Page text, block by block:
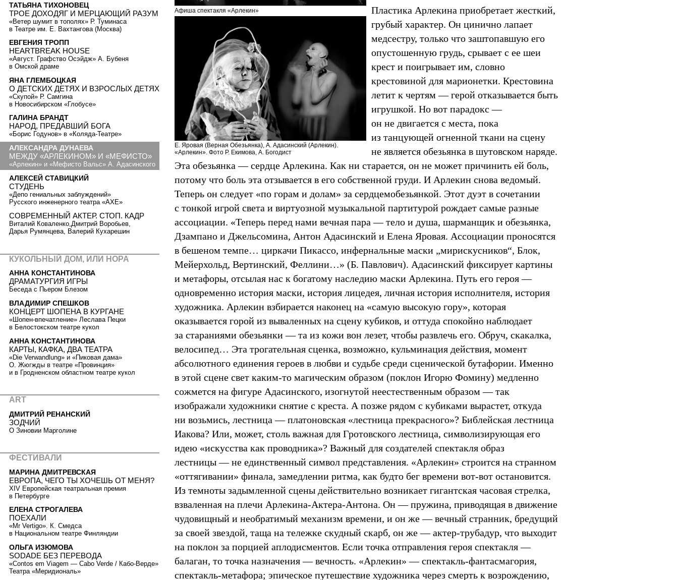
Афиша спектакля «Арлекин»
Е. Яровая (Верная Обезьянка), А. Адасинский (Арлекин).
«Арлекин». Фото Р. Екимова, А. Богодист
Пластика Арлекина приобретает жесткий,
грубый характер. Он цинично лапает
медсестру, только что заштопавшую его
опустошенную грудь, срывает c ее шеи
крест и поигрывает им, словно
крестовиной для марионетки. Крестовина
летит к чертям — герой отказывается быть
игрушкой. Но вот парадокс —
он не двигается c места, пока
из танцующей огненной ткани на сцену
не является обезьянка в шутовском наряде.
Эта обезьянка — сердце Арлекина. Как ни старается, он не может причинить ей боль,
потому что боль эта отзывается в его собственной груди. И Арлекин снова ведомый.
Теперь он следует «по горам и долам» за сердцемобезьянкой. Этот дуэт в сочетании
c тонкой игрой света и виртуозной музыкальной партитурой рождает самые разные
ассоциации. «Теперь перед нами вечная пара — тело и душа, шарманщик и обезьянка,
Дзампано и Джельсомина, Антон Адасинский и Елена Яровая. Ассоциации проносятся
в бешеном темпе… циркачи Пикассо, инфернальные маски „мирискусников“, Блок,
Мейерхольд, Вертинский, Феллини…» (Б. Павлович). Адасинский фиксирует картины
и метафоры, отсылая нас к богатому наследию маски Арлекина. Путь его героя —
одновременно история маски, история лицедея, личная история исполнителя, история
художника. Арлекин взбирается наконец на «самую высокую гору», которая
оказывается горой из вываленных на сцену кубиков, и оттуда спокойно наблюдает
за стараниями обезьянки — та из кожи вон лезет, чтобы развлечь его. Обруч, скакалка,
велосипед… Эта трогательная сценка, возможно, кульминация действия, момент
абсолютного единения героев в любви и судьбе среди сценической бутафории. Именно
в этой сцене свет каким-то магическим образом (поклон Игорю Фомину) медленно
сожмется на фигуре Адасинского, изогнутой неестественным образом — так
изображали художники снятие c креста. А позже рядом c кубиками вырастет, откуда
ни возьмись, лестница — платоновская «лестница прекрасного»? Библейская лестница
Иакова? Или, может, столь важная для Гротовского лестница, символизирующая его
идею «искусства как проводника»? Важный для создателей спектакля образ
лестницы — не единственный символ представления. «Арлекин» строится на странном
«оттягивании» финала, замедлении ритма, как будто бег времени вот-вот остановится.
Из темноты задымленной сцены действительно возникает гигантская часовая стрелка,
взваленная на плечи Арлекина-Актера-Антона. Он — пружина, приводящая в движение
чудовищный и необратимый механизм времени, и он же — вечный странник, бредущий
за своей звездой, таща на тележке скудный скарб, он же — актер-трубадур, что выходит
на поклон за порцией аплодисментов. Если точка отправления героя спектакля —
балаган, то точка назначения — вечность. «Арлекин» — спектакль-фантасмагория,
спектакль-метафора; эпическое путешествие художника через смерть к возрождению,
ТАТЬЯНА ТИХОНОВЕЦ
ТРОЕ ДОХОДЯГ И МЕРЦАЮЩИЙ РАЗУМ
«Ветер шумит в тополях» Р. Туминаса
в Театре им. Е. Вахтангова (Москва)
ЕВГЕНИЯ ТРОПП
HEARTBREAK HOUSE
«Август. Графство Осэйдж» А. Бубеня
в Омской драме
ЯНА ГЛЕМБОЦКАЯ
О ДЕТСКИХ ДЕТЯХ И ВЗРОСЛЫХ ДЕТЯХ
«Скупой» Р. Самгина
в Новосибирском «Глобусе»
ГАЛИНА БРАНДТ
НАРОД, ПРЕДАВШИЙ БОГА
«Борис Годунов» в «Коляда-Театре»
АЛЕКСАНДРА ДУНАЕВА
МЕЖДУ «АРЛЕКИНОМ» И «МЕФИСТО»
«Арлекин» и «Мефисто Вальс» А. Адасинского
АЛЕКСЕЙ СТАВИЦКИЙ
СТУДЕНЬ
«Депо гениальных заблуждений»
Русского инженерного театра «АХЕ»
СОВРЕМЕННЫЙ АКТЕР. СТОП. КАДР
Виталий Коваленко,Дмитрий Воробьев,
Дарья Румянцева, Валерий Кухарешин
КУКОЛЬНЫЙ ДОМ, ИЛИ НОРА
АННА КОНСТАНТИНОВА
ДРАМАТУРГИЯ ИГРЫ
Беседа с Пьером Блезом
ВЛАДИМИР СПЕШКОВ
КОНЦЕРТ ШОПЕНА В КУРГАНЕ
«Шопен-впечатление» Леслава Пецки
в Белостокском театре кукол
АННА КОНСТАНТИНОВА
КАРТЫ, КАФКА, ДВА ТЕАТРА
«Die Verwandlung» и «Пиковая дама»
О. Жюгжды в театре «Провинция»
и в Гродненском областном театре кукол
ART
ДМИТРИЙ РЕНАНСКИЙ
ЗОДЧИЙ
О Зиновии Марголине
ФЕСТИВАЛИ
МАРИНА ДМИТРЕВСКАЯ
ЕВРОПА, ЧЕГО ТЫ ХОЧЕШЬ ОТ МЕНЯ?
XIV Европейская театральная премия
в Петербурге
ЕЛЕНА СТРОГАЛЕВА
ПОЕХАЛИ
«Mr Vertigo». К. Смедса
в Национальном театре Финляндии
ОЛЬГА ИЗЮМОВА
SODADE БЕЗ ПЕРЕВОДА
«Contos em Viagem — Cabo Verde / Кабо-Верде»
Театра «Меридиональ»